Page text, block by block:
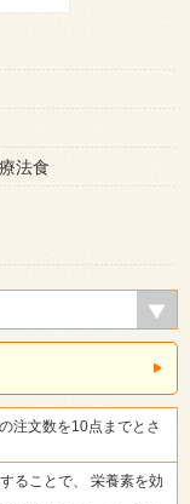
法食
注文数を10点までとさ
ることで、 栄養素を効